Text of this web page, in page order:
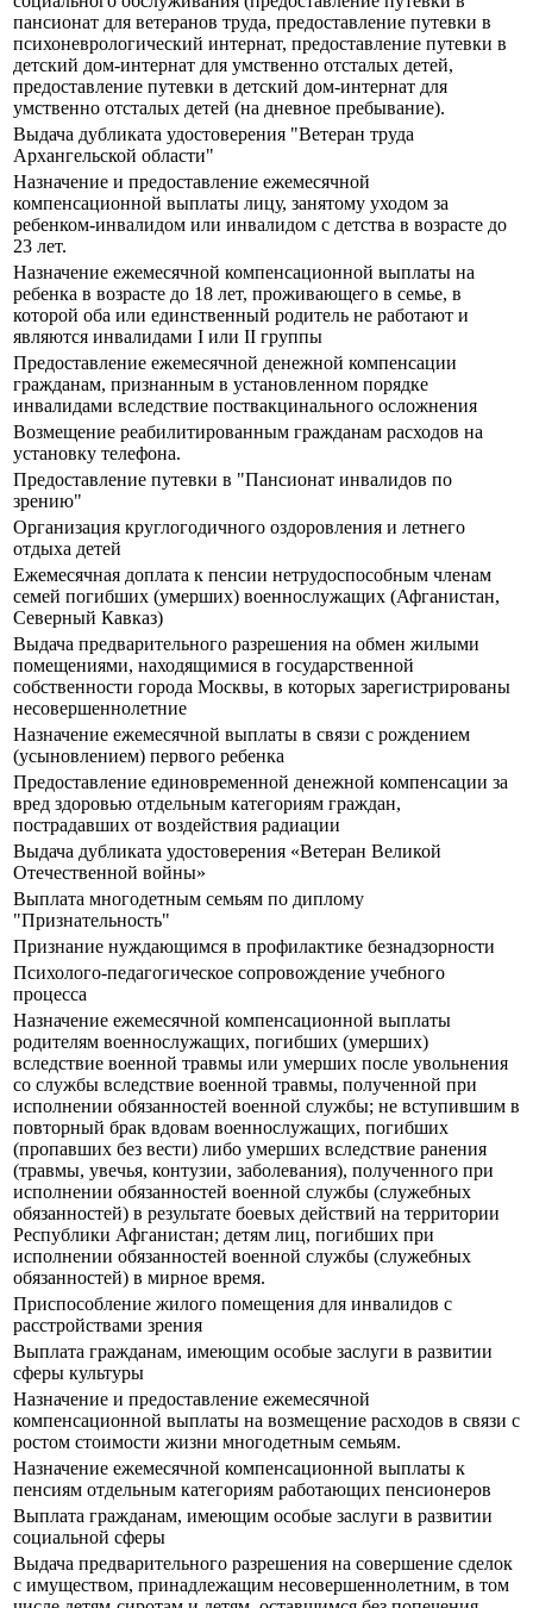
пансионат для ветеранов труда, предоставление путевки в
психоневрологический интернат, предоставление путевки в
детский дом-интернат для умственно отсталых детей,
предоставление путевки в детский дом-интернат для
умственно отсталых детей (на дневное пребывание).
Выдача дубликата удостоверения "Ветеран труда
Архангельской области"
Назначение и предоставление ежемесячной
компенсационной выплаты лицу, занятому уходом за
ребенком-инвалидом или инвалидом с детства в возрасте до
23 лет.
Назначение ежемесячной компенсационной выплаты на
ребенка в возрасте до 18 лет, проживающего в семье, в
которой оба или единственный родитель не работают и
являются инвалидами I или II группы
Предоставление ежемесячной денежной компенсации
гражданам, признанным в установленном порядке
инвалидами вследствие поствакцинального осложнения
Возмещение реабилитированным гражданам расходов на
установку телефона.
Предоставление путевки в "Пансионат инвалидов по
зрению"
Организация круглогодичного оздоровления и летнего
отдыха детей
Ежемесячная доплата к пенсии нетрудоспособным членам
семей погибших (умерших) военнослужащих (Афганистан,
Северный Кавказ)
Выдача предварительного разрешения на обмен жилыми
помещениями, находящимися в государственной
собственности города Москвы, в которых зарегистрированы
несовершеннолетние
Назначение ежемесячной выплаты в связи с рождением
(усыновлением) первого ребенка
Предоставление единовременной денежной компенсации за
вред здоровью отдельным категориям граждан,
пострадавших от воздействия радиации
Выдача дубликата удостоверения «Ветеран Великой
Отечественной войны»
Выплата многодетным семьям по диплому
"Признательность"
Признание нуждающимся в профилактике безнадзорности
Психолого-педагогическое сопровождение учебного
процесса
Назначение ежемесячной компенсационной выплаты
родителям военнослужащих, погибших (умерших)
вследствие военной травмы или умерших после увольнения
со службы вследствие военной травмы, полученной при
исполнении обязанностей военной службы; не вступившим в
повторный брак вдовам военнослужащих, погибших
(пропавших без вести) либо умерших вследствие ранения
(травмы, увечья, контузии, заболевания), полученного при
исполнении обязанностей военной службы (служебных
обязанностей) в результате боевых действий на территории
Республики Афганистан; детям лиц, погибших при
исполнении обязанностей военной службы (служебных
обязанностей) в мирное время.
Приспособление жилого помещения для инвалидов с
расстройствами зрения
Выплата гражданам, имеющим особые заслуги в развитии
сферы культуры
Назначение и предоставление ежемесячной
компенсационной выплаты на возмещение расходов в связи с
ростом стоимости жизни многодетным семьям.
Назначение ежемесячной компенсационной выплаты к
пенсиям отдельным категориям работающих пенсионеров
Выплата гражданам, имеющим особые заслуги в развитии
социальной сферы
Выдача предварительного разрешения на совершение сделок
с имуществом, принадлежащим несовершеннолетним, в том